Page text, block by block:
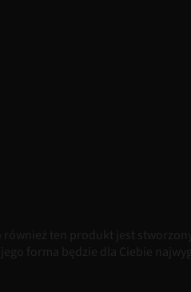
ten produkt jest stworzony
forma będzie dla Ciebie